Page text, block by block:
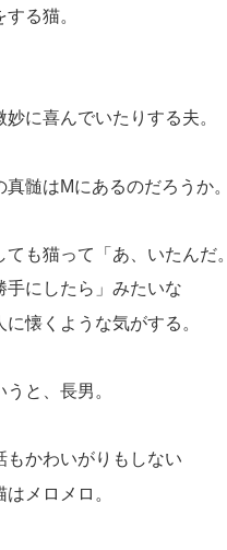
る猫。
妙に喜んでいたりする夫。
真髄はMにあるのだろうか。
ても猫って「あ、いたんだ。
手にしたら」みたいな
に懐くような気がする。
うと、長男。
もかわいがりもしない
メロメロ。